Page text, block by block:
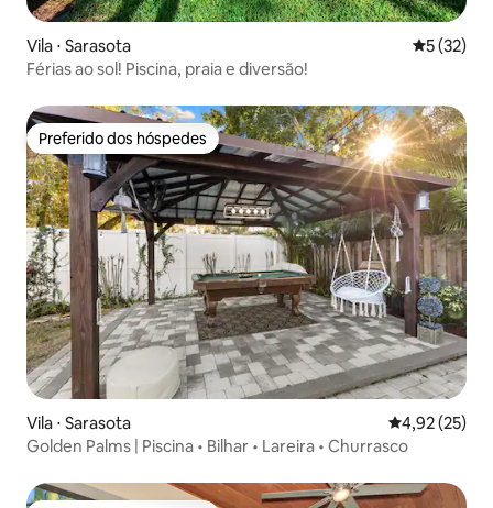
Vila ⋅ Sarasota 5 de uma
5 (32)
Férias ao sol! Piscina, praia e diversão!
Preferido dos hóspedes
Preferido dos hóspedes
Vila ⋅ Sarasota 4,92 de uma
4,92 (25)
Golden Palms | Piscina • Bilhar • Lareira • Churrasco